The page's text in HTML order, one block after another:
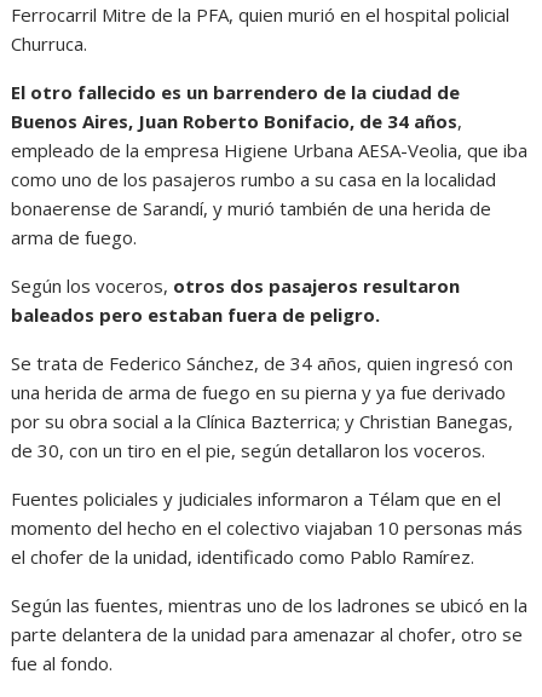
Ferrocarril Mitre de la PFA, quien murió en el hospital policial
Churruca.
El otro fallecido es un barrendero de la ciudad de
Buenos Aires, Juan Roberto Bonifacio, de 34 años,
empleado de la empresa Higiene Urbana AESA-Veolia, que iba
como uno de los pasajeros rumbo a su casa en la localidad
bonaerense de Sarandí, y murió también de una herida de
arma de fuego.
Según los voceros, otros dos pasajeros resultaron
baleados pero estaban fuera de peligro.
Se trata de Federico Sánchez, de 34 años, quien ingresó con
una herida de arma de fuego en su pierna y ya fue derivado
por su obra social a la Clínica Bazterrica; y Christian Banegas,
de 30, con un tiro en el pie, según detallaron los voceros.
Fuentes policiales y judiciales informaron a Télam que en el
momento del hecho en el colectivo viajaban 10 personas más
el chofer de la unidad, identificado como Pablo Ramírez.
Según las fuentes, mientras uno de los ladrones se ubicó en la
parte delantera de la unidad para amenazar al chofer, otro se
fue al fondo.